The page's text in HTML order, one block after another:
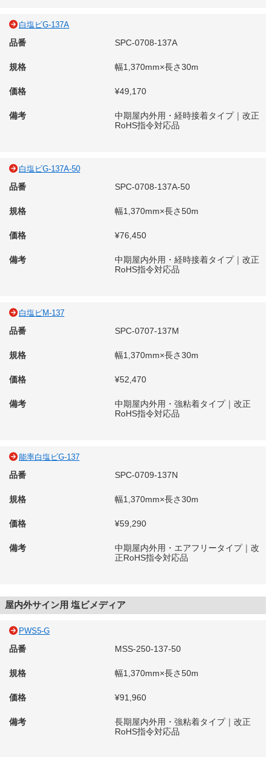
白塩ビG-137A
品番 SPC-0708-137A
規格 幅1,370mm×長さ30m
価格 ¥49,170
備考
中期屋内外用・経時接着タイプ｜改正
RoHS指令対応品
白塩ビG-137A-50
品番 SPC-0708-137A-50
規格 幅1,370mm×長さ50m
価格 ¥76,450
備考
中期屋内外用・経時接着タイプ｜改正
RoHS指令対応品
白塩ビM-137
品番 SPC-0707-137M
規格 幅1,370mm×長さ30m
価格 ¥52,470
備考
中期屋内外用・強粘着タイプ｜改正
RoHS指令対応品
能率白塩ビG-137
品番 SPC-0709-137N
規格 幅1,370mm×長さ30m
価格 ¥59,290
備考
中期屋内外用・エアフリータイプ｜改
正RoHS指令対応品
屋内外サイン用 塩ビメディア
PWS5-G
品番 MSS-250-137-50
規格 幅1,370mm×長さ50m
価格 ¥91,960
備考
長期屋内外用・強粘着タイプ｜改正
RoHS指令対応品